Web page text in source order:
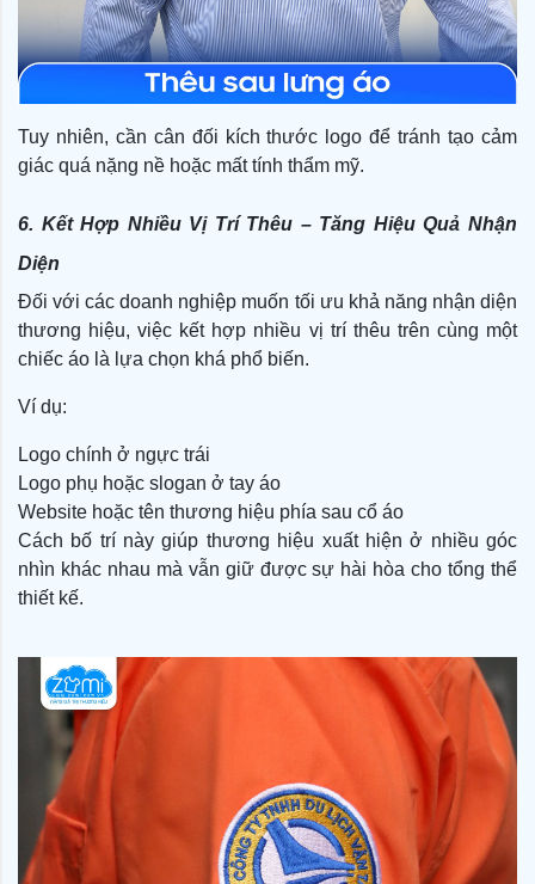
Tuy nhiên, cần cân đối kích thước logo để tránh tạo cảm
giác quá nặng nề hoặc mất tính thẩm mỹ.
6. Kết Hợp Nhiều Vị Trí Thêu – Tăng Hiệu Quả Nhận
Diện
Đối với các doanh nghiệp muốn tối ưu khả năng nhận diện
thương hiệu, việc kết hợp nhiều vị trí thêu trên cùng một
chiếc áo là lựa chọn khá phổ biến.
Ví dụ:
Logo chính ở ngực trái
Logo phụ hoặc slogan ở tay áo
Website hoặc tên thương hiệu phía sau cổ áo
Cách bố trí này giúp thương hiệu xuất hiện ở nhiều góc
nhìn khác nhau mà vẫn giữ được sự hài hòa cho tổng thể
thiết kế.